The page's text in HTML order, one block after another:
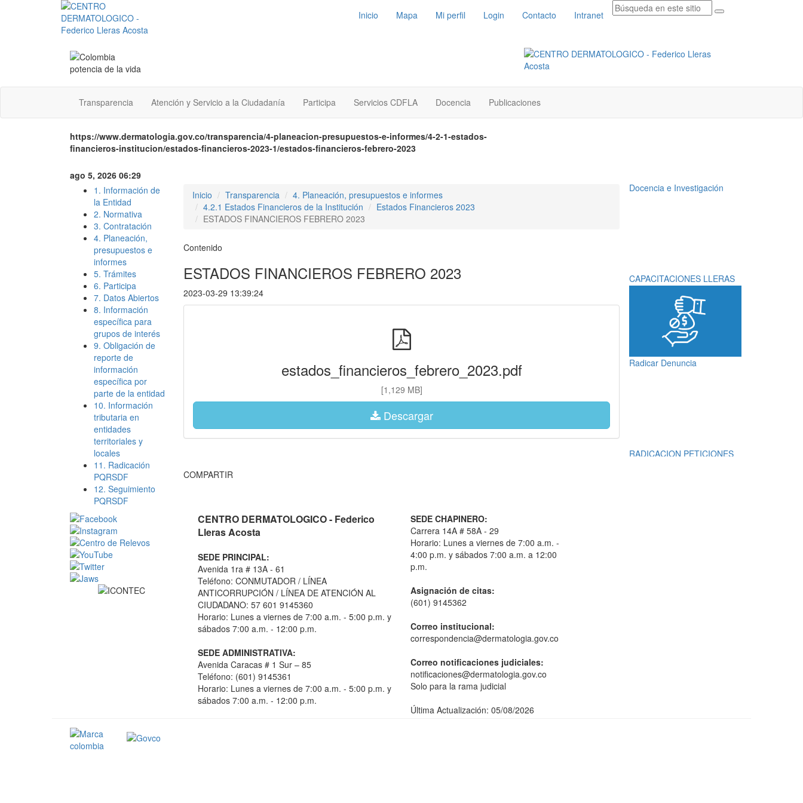
Inicio Mapa Mi perfil Login Contacto Intranet
Transparencia Atención y Servicio a la Ciudadanía Participa Servicios CDFLA Docencia Publicaciones
https://www.dermatologia.gov.co/transparencia/4-planeacion-presupuestos-e-informes/4-2-1-estados-
financieros-institucion/estados-financieros-2023-1/estados-financieros-febrero-2023
ago 5, 2026 06:29
1. Información de
la Entidad
2. Normativa
3. Contratación
4. Planeación,
presupuestos e
informes
5. Trámites
6. Participa
7. Datos Abiertos
8. Información
específica para
grupos de interés
9. Obligación de
reporte de
información
específica por
parte de la entidad
10. Información
tributaria en
entidades
territoriales y
locales
11. Radicación
PQRSDF
12. Seguimiento
PQRSDF
Inicio Transparencia
4. Planeación, presupuestos e informes
4.2.1 Estados Financieros de la Institución
Estados Financieros 2023
ESTADOS FINANCIEROS FEBRERO 2023
Contenido
ESTADOS FINANCIEROS FEBRERO 2023
2023-03-29 13:39:24
estados_financieros_febrero_2023.pdf
[1,129 MB]
Descargar
COMPARTIR
RADICACION ORFEO
Docencia e Investigación
CAPACITACIONES LLERAS
Radicar Denuncia
RADICACION PETICIONES
CENTRO DERMATOLOGICO - Federico
Lleras Acosta
SEDE PRINCIPAL:
Avenida 1ra # 13A - 61
Teléfono: CONMUTADOR / LÍNEA
ANTICORRUPCIÓN / LÍNEA DE ATENCIÓN AL
CIUDADANO: 57 601 9145360
Horario: Lunes a viernes de 7:00 a.m. - 5:00 p.m. y
sábados 7:00 a.m. - 12:00 p.m.
SEDE ADMINISTRATIVA:
Avenida Caracas # 1 Sur – 85
Teléfono: (601) 9145361
Horario: Lunes a viernes de 7:00 a.m. - 5:00 p.m. y
sábados 7:00 a.m. - 12:00 p.m.
SEDE CHAPINERO:
Carrera 14A # 58A - 29
Horario: Lunes a viernes de 7:00 a.m. -
4:00 p.m. y sábados 7:00 a.m. a 12:00
p.m.
Asignación de citas:
(601) 9145362
Correo institucional:
correspondencia@dermatologia.gov.co
Correo notificaciones judiciales:
notificaciones@dermatologia.gov.co
Solo para la rama judicial
Última Actualización: 05/08/2026